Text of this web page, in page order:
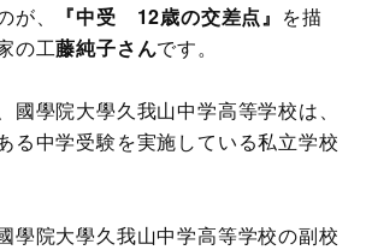
、
『中受 12歳の交差点』 を描
の工藤純子さんです。
國學院大學久我山中学高等学校は、
る中学受験を実施している私立学校
學院大學久我山中学高等学校の副校